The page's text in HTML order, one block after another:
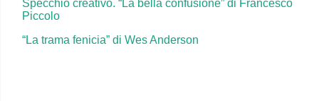
Specchio creativo. “La bella confusione” di Francesco
Piccolo
“La trama fenicia” di Wes Anderson